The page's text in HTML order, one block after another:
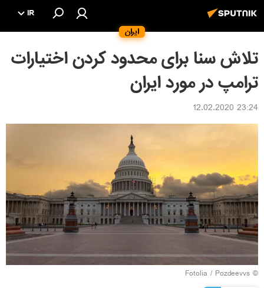
ایران
IR
تلاش سنا برای محدود کردن اختیارات
ترامپ در مورد ایران
23:24 12.02.2020
©
Fotolia / Pozdeevvs